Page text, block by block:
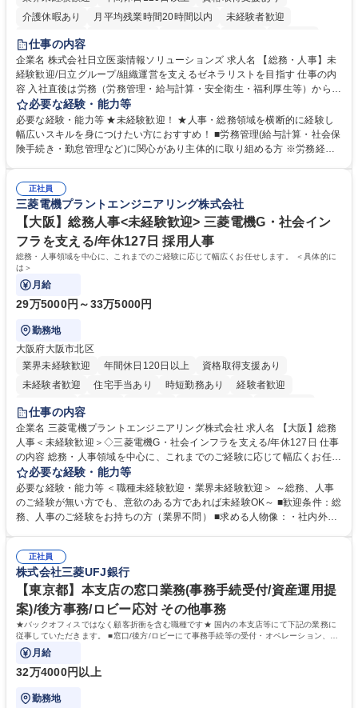
介護休暇あり
月平均残業時間20時間以内
未経験者歓迎
住宅手当あり
育休あり
完全週休2日制 交通費支給 土日祝休み 寮・社宅あり
仕事の内容
企業名 株式会社日立医薬情報ソリューションズ 求人名 【総務・人事】未
経験歓迎/日立グループ/組織運営を支えるゼネラリストを目指す 仕事の内
容 入社直後は労務（労務管理・給与計算・安全衛生・福利厚生等）からお
任せいたします。将来は総務・採用・教育業務へ守備範囲を広げ、組織運
営を支えるゼネラリストをめざせます。 ・初期業務：労働時間管理、給与
計算、社会保険対応、福利厚生管理、安全衛生、健康経営推進等をお任せ
します。ご経験に応じて、休職者管理など、幅広く経験を積んでいただき
幅広く経験を積みたい意欲がある方に最適な環境です。 募集職種 【総
務・人事】未経験歓迎/日立グループ/組織運営を支えるゼネラリストを目
指す
必要な経験・能力等
必要な経験・能力等 ★未経験歓迎！ ★人事・総務領域を横断的に経験し
幅広いスキルを身につけたい方におすすめ！ ■労務管理(給与計算・社会保
険手続き・勤怠管理など)に関心があり主体的に取り組める方 ※労務経験
のご経験 ■労務管理（給与計算・社会保険手続き・勤怠管理など）の経験
■衛生管理者の資格をお持ちの方 学歴・資格 学歴：大学院 大学 高専 短大
専修学校 高校 語学力： 資格：
正社員
三菱電機プラントエンジニアリング株式会社
【大阪】総務人事<未経験歓迎> 三菱電機G・社会イン
フラを支える/年休127日 採用人事
総務・人事領域を中心に、これまでのご経験に応じて幅広くお任せします。 ＜具体的に
は＞
月給
29万5000円～33万5000円
勤務地
大阪府大阪市北区
業界未経験歓迎
年間休日120日以上
資格取得支援あり
未経験者歓迎
住宅手当あり 時短勤務あり
経験者歓迎
退職金あり
駅近5分以内
土日祝休み 服装自由 寮・社宅あり 食事補助あり
仕事の内容
企業名 三菱電機プラントエンジニアリング株式会社 求人名 【大阪】総務
人事＜未経験歓迎＞◇三菱電機G・社会インフラを支える/年休127日 仕事
の内容 総務・人事領域を中心に、これまでのご経験に応じて幅広くお任せ
します。 ＜具体的には＞ ・総務/人事労務（給与・社保・勤怠管理など）
・採用・教育研修 ・福利厚生運用 など ※基本的には事務所勤務ですが、
採用や教育等の業務内容により、関西圏以外への日帰り・宿泊を伴う国内
出張もございます。 ※担当業務を持ちつつ、お互いに助け合いながら、総
必要な経験・能力等
必要な経験・能力等 ＜職種未経験歓迎・業界未経験歓迎＞ ～総務、人事
のご経験が無い方でも、意欲のある方であれば未経験OK～ ■歓迎条件：総
務、人事のご経験をお持ちの方（業界不問） ■求める人物像：・社内外の
正社員
株式会社三菱UFJ銀行
【東京都】本支店の窓口業務(事務手続受付/資産運用提
案)/後方事務/ロビー応対 その他事務
★バックオフィスではなく顧客折衝を含む職種です★ 国内の本支店等にて下記の業務に
従事していただきます。 ■窓口/後方/ロビーにて事務手続等の受付・オペレーション、お
客様対応
月給
32万4000円以上
勤務地